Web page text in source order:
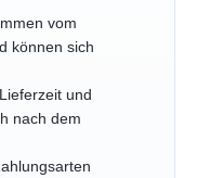
vom
können sich
und
nach dem